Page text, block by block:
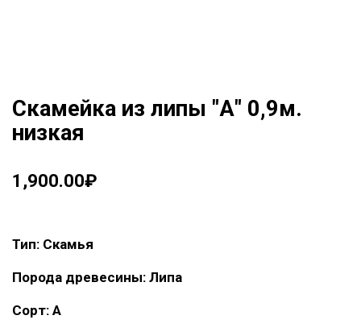
Скамейка из липы "А" 0,9м.
низкая
1,900.00₽
Тип: Скамья
Порода древесины: Липа
Сорт: А